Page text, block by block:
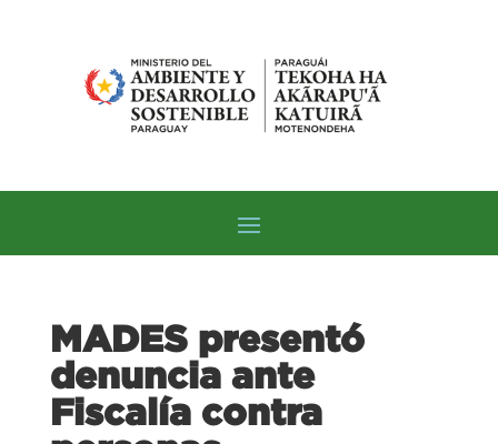
MADES presentó
denuncia ante
Fiscalía contra